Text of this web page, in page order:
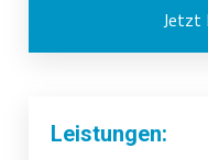
Jetzt
Leistungen: